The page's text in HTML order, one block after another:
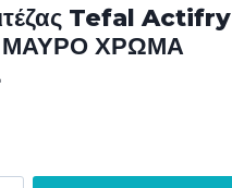
Tefal Actifry
ΜΑΥΡΟ ΧΡΩΜΑ